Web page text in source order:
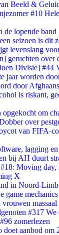
Beeld &
#10
de lopende band
seizoen is dit
levenslang
geruchten over
Divisie] #44
jaar worden
door
is riskant,
om
over
van FIFA-
lagging en
bij AH duurt
Moving day,
X
in Noord-
game mechanics
massaal
#317 We
zomerlezen
aanbod om